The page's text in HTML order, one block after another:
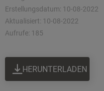
Erstellungsdatum: 10-08-2022
Aktualisiert: 10-08-2022
Aufrufe: 185
HERUNTERLADEN